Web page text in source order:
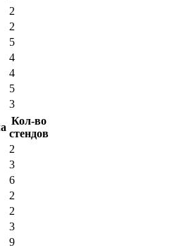
2
2
5
4
4
5
3
Кол-во
стендов
2
3
6
2
2
3
9